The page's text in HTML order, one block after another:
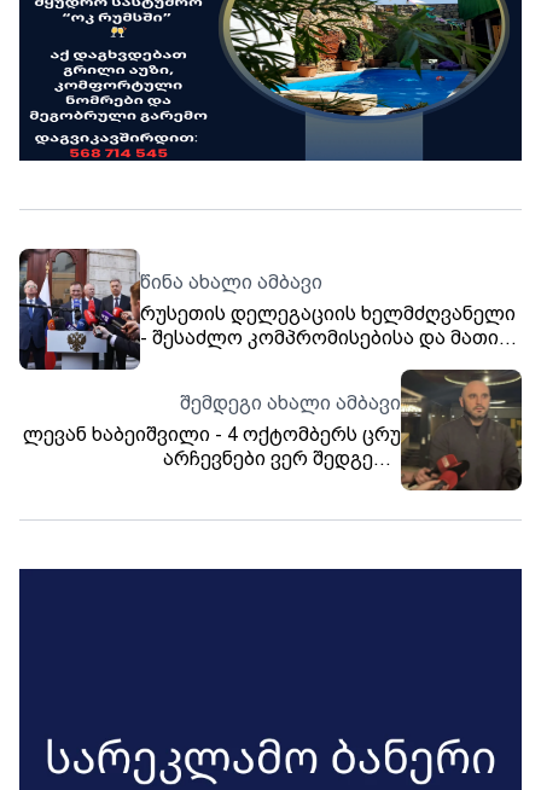
წინა ახალი ამბავი
რუსეთის დელეგაციის ხელმძღვანელი
- შესაძლო კომპრომისებისა და მათი
შემდეგი ახალი ამბავი
ლევან ხაბეიშვილი - 4 ოქტომბერს ცრუ
არჩევნები ვერ შედგება,